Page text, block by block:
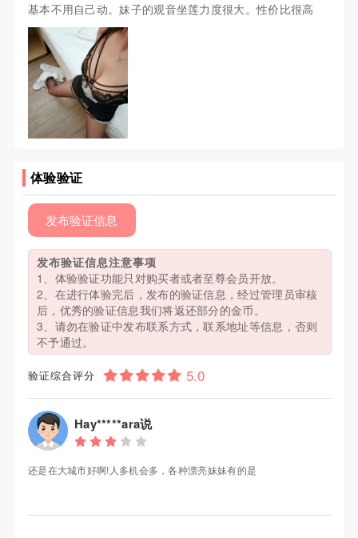
基本不用自己动。妹子的观音坐莲力度很大。性价比很高
体验验证
发布验证信息
发布验证信息注意事项
1、体验验证功能只对购买者或者至尊会员开放。
2、在进行体验完后，发布的验证信息，经过管理员审核
后，优秀的验证信息我们将返还部分的金币。
3、请勿在验证中发布联系方式，联系地址等信息，否则
不予通过。
验证综合评分
Hay*****ara说
还是在大城市好啊!人多机会多，各种漂亮妹妹有的是